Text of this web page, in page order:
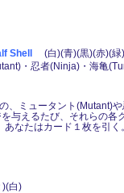
Shell
(白)(青)(黒)(赤)(緑)
・忍者(Ninja)・海亀
、ミュータント(Mutant)
与えるたび、それらの各
なたはカード１枚を引く。
白)